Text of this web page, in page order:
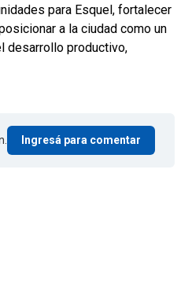
para Esquel, fortalecer
a la ciudad como un
desarrollo productivo,
Ingresá para comentar